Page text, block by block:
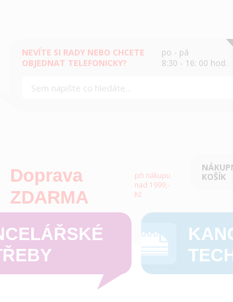
NEVÍTE SI RADY NEBO CHCETE
OBJEDNAT TELEFONICKY?
po - pá
8:30 - 16: 00 hod.
Doprava
ZDARMA
při nákupu
nad 1999,-
Kč
KOŠÍK